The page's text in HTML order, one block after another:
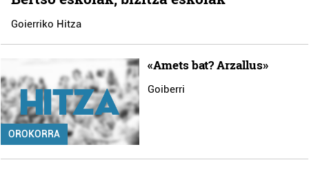
Goierriko Hitza
OROKORRA
«Amets bat? Arzallus»
Goiberri